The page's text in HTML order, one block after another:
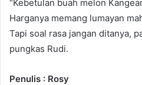
“Kebetulan buah melon
Harganya memang lumayan
Tapi soal rasa jangan ditanya,
pungkas Rudi.
Penulis : Rosy